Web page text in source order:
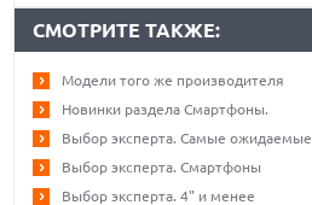
СМОТРИТЕ ТАКЖЕ:
Модели того же производителя
Новинки раздела Смартфоны.
Выбор эксперта. Самые ожидаемые
Выбор эксперта. Смартфоны
Выбор эксперта. 4" и менее